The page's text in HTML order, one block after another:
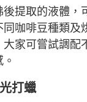
提取的液體，
同咖啡豆種類及
家可嘗試調配
打蠟